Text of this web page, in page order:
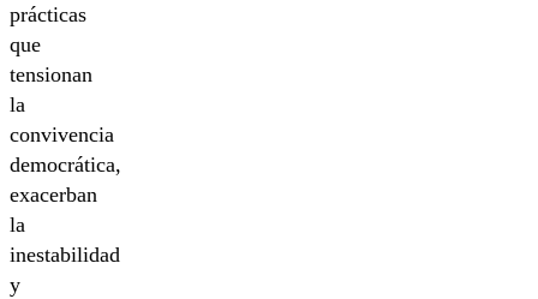
prácticas
que
tensionan
la
convivencia
democrática,
exacerban
la
inestabilidad
y